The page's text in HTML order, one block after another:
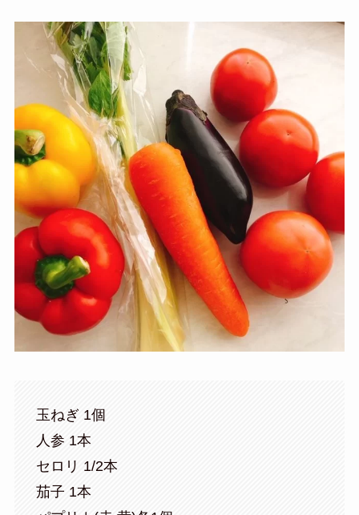
玉ねぎ 1個
人参 1本
セロリ 1/2本
茄子 1本